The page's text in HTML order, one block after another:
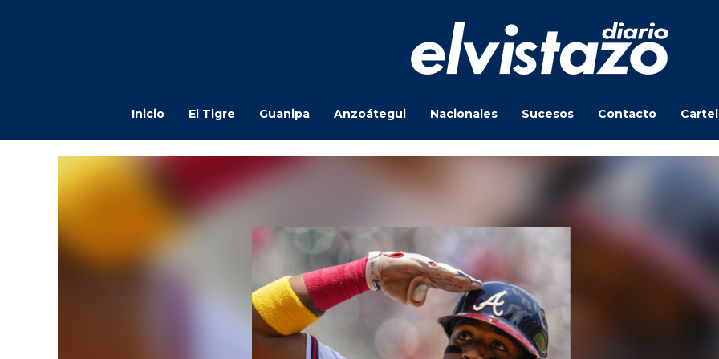
Inicio El Tigre Guanipa Anzoátegui Nacionales Sucesos Contacto